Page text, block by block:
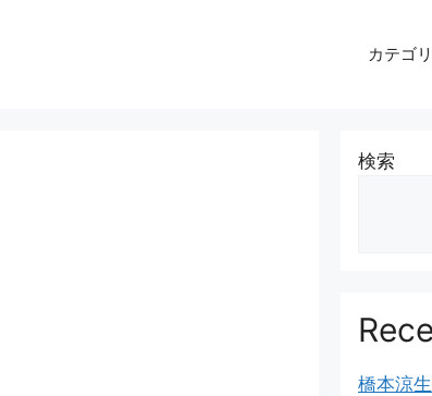
カテゴ
検索
橋本涼